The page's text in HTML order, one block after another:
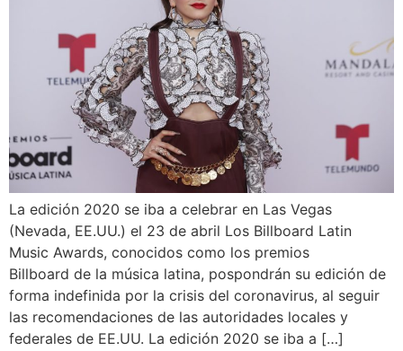
La edición 2020 se iba a celebrar en Las Vegas
(Nevada, EE.UU.) el 23 de abril Los Billboard Latin
Music Awards, conocidos como los premios
Billboard de la música latina, pospondrán su edición de
forma indefinida por la crisis del coronavirus, al seguir
las recomendaciones de las autoridades locales y
federales de EE.UU. La edición 2020 se iba a […]